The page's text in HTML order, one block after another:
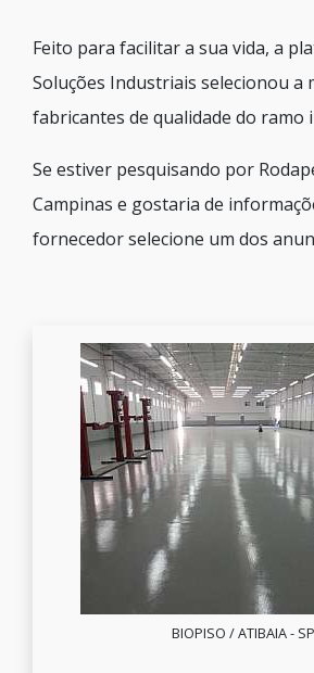
Feito para facilitar a sua vida, a
Soluções Industriais selecionou a
fabricantes de qualidade do ramo
Se estiver pesquisando por
Campinas e gostaria de
fornecedor selecione um dos
BIOPISO / ATIBAIA - SP